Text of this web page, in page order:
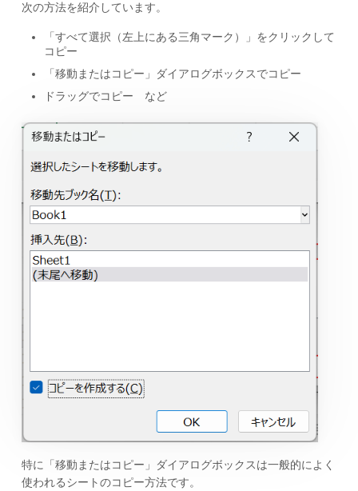
次の方法を紹介しています。
「すべて選択（左上にある三角マーク）」をクリックして
コピー
「移動またはコピー」ダイアログボックスでコピー
ドラッグでコピー など
特に「移動またはコピー」ダイアログボックスは一般的によく
使われるシートのコピー方法です。